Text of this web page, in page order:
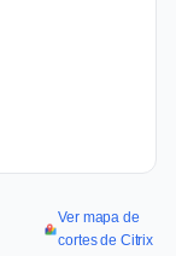
Ver mapa de
cortes de Citrix